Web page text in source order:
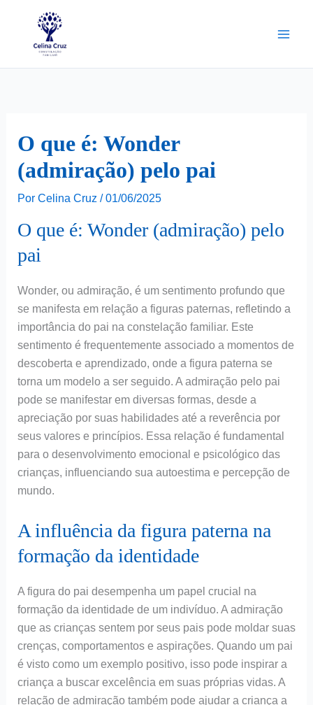
O que é: Wonder
(admiração) pelo pai
Por Celina Cruz / 01/06/2025
O que é: Wonder (admiração) pelo
pai
Wonder, ou admiração, é um sentimento profundo que
se manifesta em relação a figuras paternas, refletindo a
importância do pai na constelação familiar. Este
sentimento é frequentemente associado a momentos de
descoberta e aprendizado, onde a figura paterna se
torna um modelo a ser seguido. A admiração pelo pai
pode se manifestar em diversas formas, desde a
apreciação por suas habilidades até a reverência por
seus valores e princípios. Essa relação é fundamental
para o desenvolvimento emocional e psicológico das
crianças, influenciando sua autoestima e percepção de
mundo.
A influência da figura paterna na
formação da identidade
A figura do pai desempenha um papel crucial na
formação da identidade de um indivíduo. A admiração
que as crianças sentem por seus pais pode moldar suas
crenças, comportamentos e aspirações. Quando um pai
é visto como um exemplo positivo, isso pode inspirar a
criança a buscar excelência em suas próprias vidas. A
relação de admiração também pode ajudar a criança a